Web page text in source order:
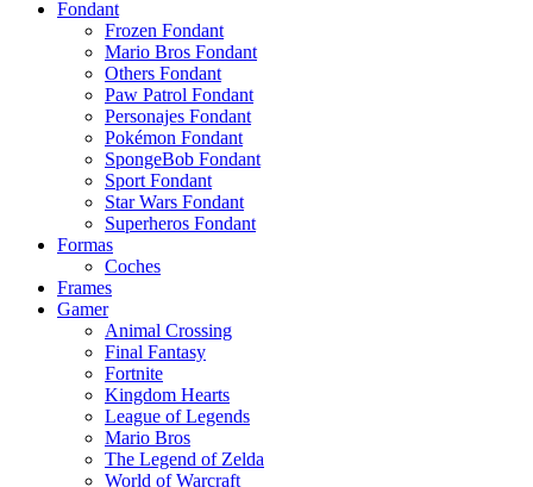
Fondant
Frozen Fondant
Mario Bros Fondant
Others Fondant
Paw Patrol Fondant
Personajes Fondant
Pokémon Fondant
SpongeBob Fondant
Sport Fondant
Star Wars Fondant
Superheros Fondant
Formas
Coches
Frames
Gamer
Animal Crossing
Final Fantasy
Fortnite
Kingdom Hearts
League of Legends
Mario Bros
The Legend of Zelda
World of Warcraft